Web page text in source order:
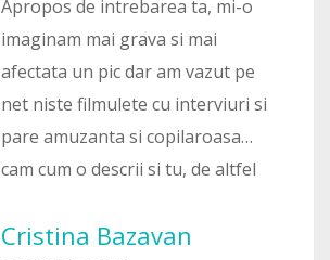
Apropos de intrebarea ta, mi-o
imaginam mai grava si mai
afectata un pic dar am vazut pe
net niste filmulete cu interviuri si
pare amuzanta si copilaroasa…
cam cum o descrii si tu, de altfel
Cristina Bazavan